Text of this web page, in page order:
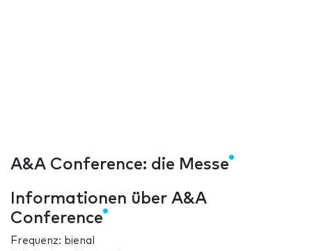
A&A Conference: die Messe
Informationen über A&A
Conference
Frequenz: bienal